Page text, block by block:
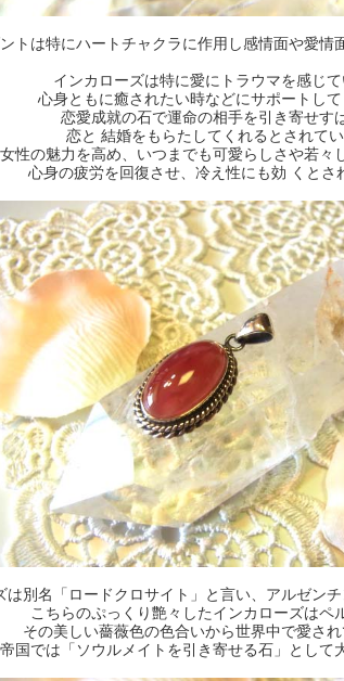
トは特にハートチャクラに作用し感情面や愛情
インカローズは特に愛にトラウマを感じ
心身ともに癒されたい時などにサポートし
恋愛成就の石で運命の相手を引き寄せす
恋と 結婚をもらたしてくれるとされて
性の魅力を高め、いつまでも可愛らしさや若々
心身の疲労を回復させ、冷え性にも効 くとさ
は別名「ロードクロサイト」と言い、アルゼン
こちらのぷっくり艶々したインカローズはペ
その美しい薔薇色の色合いから世界中で愛さ
国では「ソウルメイトを引き寄せる石」として